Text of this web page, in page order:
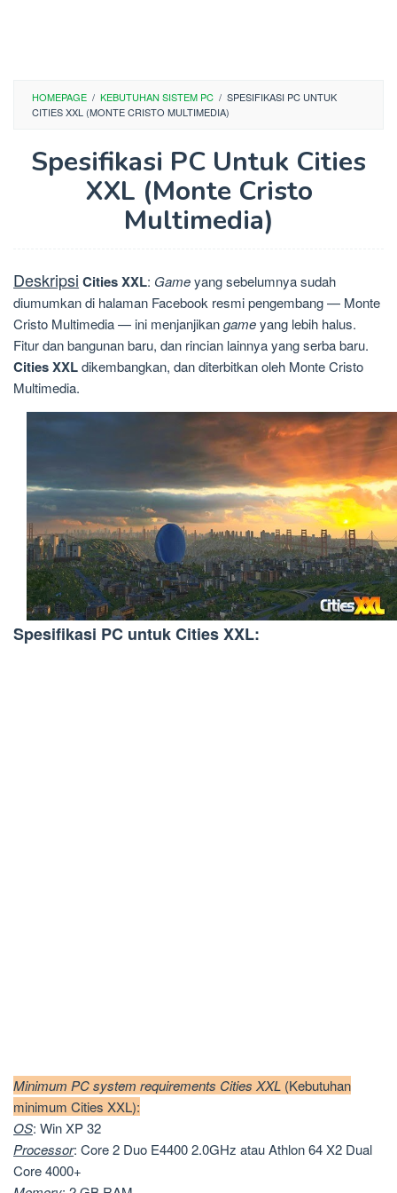
HOMEPAGE / KEBUTUHAN SISTEM PC / SPESIFIKASI PC UNTUK
CITIES XXL (MONTE CRISTO MULTIMEDIA)
Spesifikasi PC Untuk Cities
XXL (Monte Cristo
Multimedia)
Deskripsi Cities XXL: Gameyang sebelumnya sudah
diumumkan di halaman Facebook resmi pengembang — Monte
Cristo Multimedia — ini menjanjikangameyang lebih halus.
Fitur dan bangunan baru, dan rincian lainnya yang serba baru.
Cities XXLdikembangkan, dan diterbitkan oleh Monte Cristo
Multimedia.
Spesifikasi PC untuk Cities XXL:
Minimum PC system requirements Cities XXL (Kebutuhan
minimum Cities XXL):
OS: Win XP 32
Processor: Core 2 Duo E4400 2.0GHz atau Athlon 64 X2 Dual
Core 4000+